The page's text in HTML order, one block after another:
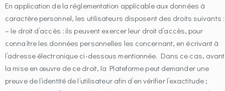
En application de la réglementation applicable aux données à
caractère personnel, les utilisateurs disposent des droits suivants :
– le droit d’accès : ils peuvent exercer leur droit d’accès, pour
connaître les données personnelles les concernant, en écrivant à
l’adresse électronique ci-dessous mentionnée. Dans ce cas, avant
la mise en œuvre de ce droit, la Plateforme peut demander une
preuve de l’identité de l’utilisateur afin d’en vérifier l’exactitude ;